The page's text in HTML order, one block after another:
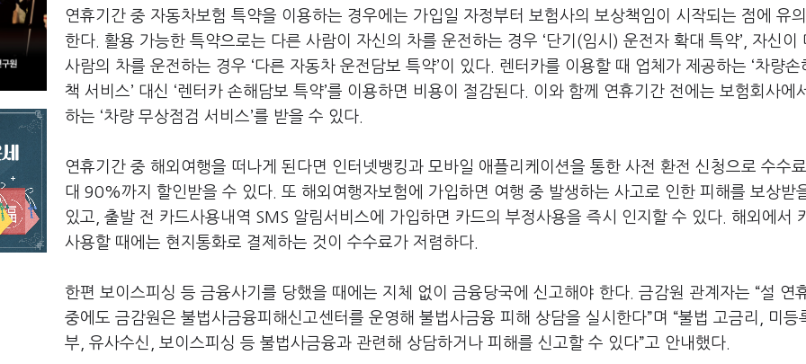
연휴기간 중 자동차보험 특약을 이용하는 경우에는 가입일 자정부터 보험사의 보상책임이 시작되는 점에 유
한다. 활용 가능한 특약으로는 다른 사람이 자신의 차를 운전하는 경우 ‘단기(임시) 운전자 확대 특약’, 자신이
사람의 차를 운전하는 경우 ‘다른 자동차 운전담보 특약’이 있다. 렌터카를 이용할 때 업체가 제공하는 ‘차량손
책 서비스’ 대신 ‘렌터카 손해담보 특약’를 이용하면 비용이 절감된다. 이와 함께 연휴기간 전에는 보험회사에
하는 ‘차량 무상점검 서비스’를 받을 수 있다.
연휴기간 중 해외여행을 떠나게 된다면 인터넷뱅킹과 모바일 애플리케이션을 통한 사전 환전 신청으로 수수
대 90%까지 할인받을 수 있다. 또 해외여행자보험에 가입하면 여행 중 발생하는 사고로 인한 피해를 보상받
있고, 출발 전 카드사용내역 SMS 알림서비스에 가입하면 카드의 부정사용을 즉시 인지할 수 있다. 해외에서
사용할 때에는 현지통화로 결제하는 것이 수수료가 저렴하다.
한편 보이스피싱 등 금융사기를 당했을 때에는 지체 없이 금융당국에 신고해야 한다. 금감원 관계자는 “설 연
중에도 금감원은 불법사금융피해신고센터를 운영해 불법사금융 피해 상담을 실시한다”며 “불법 고금리, 미등
부, 유사수신, 보이스피싱 등 불법사금융과 관련해 상담하거나 피해를 신고할 수 있다”고 안내했다.